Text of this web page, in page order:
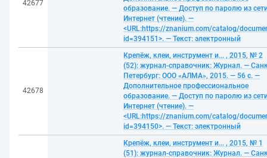
42677
образование. — Доступ по паролю из
Интернет (чтение). —
<URL:https://znanium.com/catalog/
id=394151>. — Текст: электронный
42678
Крепёж, клеи, инструмент и... , 2015, № 2
(52): журнал-справочник: Журнал. —
Петербург: ООО «АЛМА», 2015. — 56 с. —
Дополнительное профессиональное
образование. — Доступ по паролю из
Интернет (чтение). —
<URL:https://znanium.com/catalog/
id=394150>. — Текст: электронный
Крепёж, клеи, инструмент и... , 2015, № 1
(51): журнал-справочник: Журнал. —